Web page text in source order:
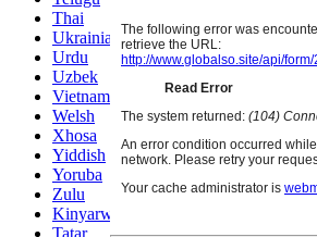
Thai
Ukrainian
Urdu
Uzbek
Vietnamese
Welsh
Xhosa
Yiddish
Yoruba
Zulu
Kinyarwanda
Tatar